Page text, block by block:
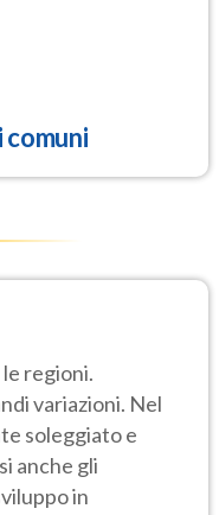
regioni.
variazioni. Nel
soleggiato e
anche gli
in